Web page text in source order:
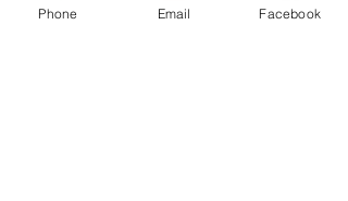
Evénements à venir
Phone Email Facebook